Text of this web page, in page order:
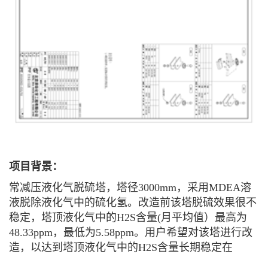
项目背景：
常减压液化气脱硫塔，塔径3000mm，采用MDEA溶
液脱除液化气中的硫化氢。改造前该塔脱硫效果很不
稳定，塔顶液化气中的H2S含量(月平均值）最高为
48.33ppm，最低为5.58ppm。用户希望对该塔进行改
造，以达到塔顶液化气中的H2S含量长期稳定在